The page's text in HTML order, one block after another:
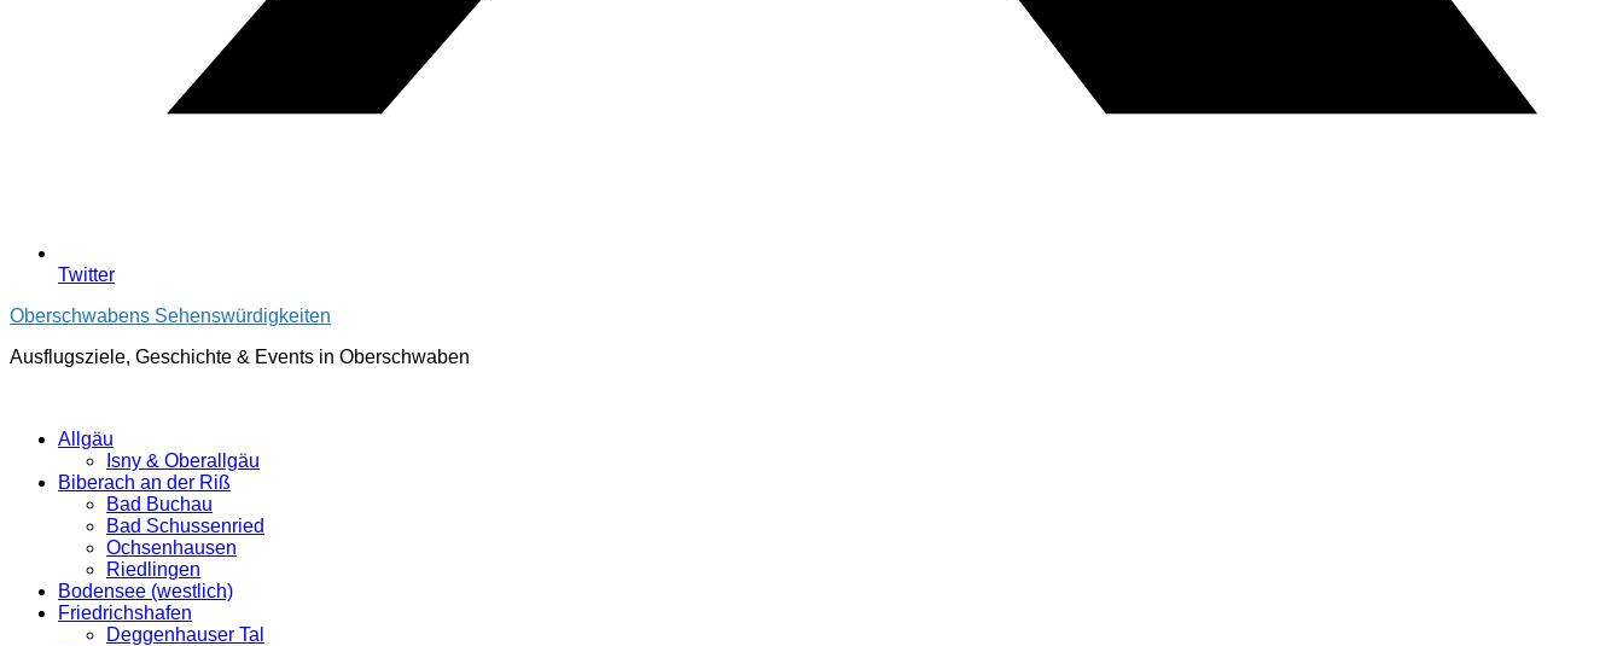
Twitter
Oberschwabens Sehenswürdigkeiten
Ausflugsziele, Geschichte & Events in Oberschwaben
Allgäu
Isny & Oberallgäu
Biberach an der Riß
Bad Buchau
Bad Schussenried
Ochsenhausen
Riedlingen
Bodensee (westlich)
Friedrichshafen
Deggenhauser Tal